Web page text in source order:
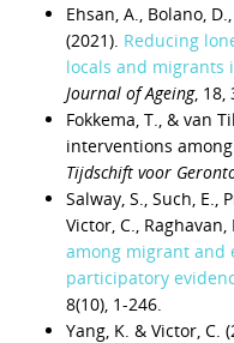
Ehsan, A., Bolano,
(2021). Reducing
locals and migrants
Journal of Ageing, 18,
Fokkema, T., & van
interventions
Tijdschift voor
Salway, S., Such, E.,
Victor, C., Raghavan,
among migrant and
participatory
8(10), 1-246.
Yang, K. & Victor, C.